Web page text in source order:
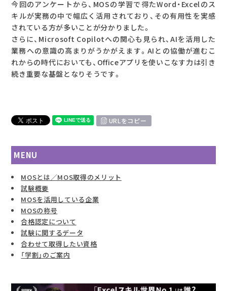
今回のアンケートから、MOSの学習で得たWord・Excelのス
キルが実務の中で幅広く活用されており、その有用性を実感
されている方が多いことが分かりました。
さらに、Microsoft Copilotへの関心も見られ、AIを活用した
業務への意識の高まりがうかがえます。AIとの協働が進むこ
れからの時代においても、Officeアプリを使いこなす力は引き
続き重要な基盤となりそうです。
URLをコピー
MENU
MOSとは／MOS取得のメリット
試験概要
MOSを活用している企業
MOSの称号
合格認定について
試験に関するデータ
合わせて取得したい資格
「学割」のご案内